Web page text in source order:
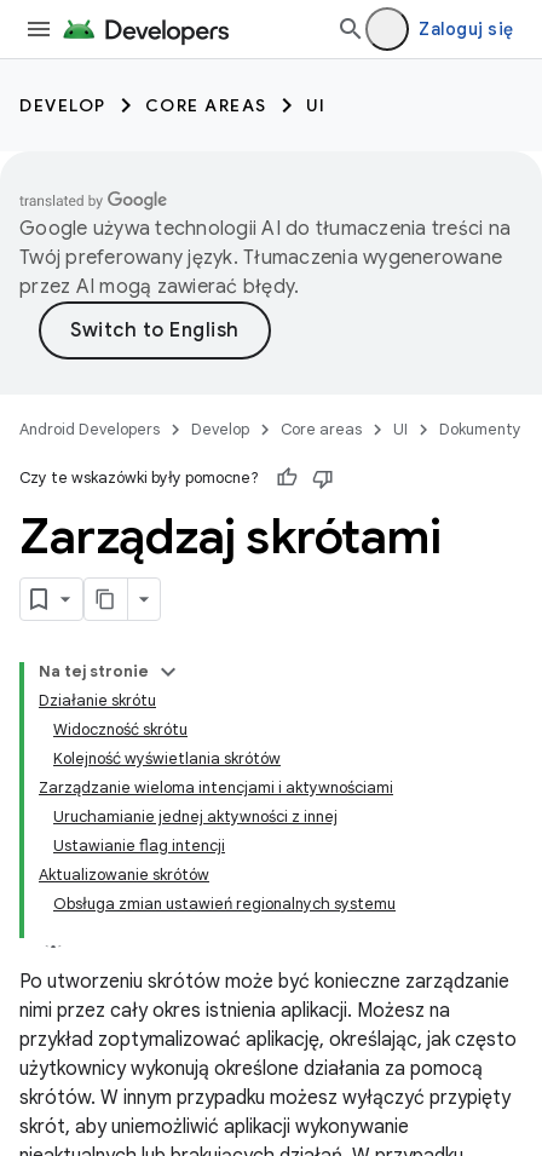
Zaloguj się
DEVELOP CORE AREAS UI
Google używa technologii AI do tłumaczenia treści na
Twój preferowany język. Tłumaczenia wygenerowane
przez AI mogą zawierać błędy.
Android Developers Develop Core areas UI Dokumenty
Czy te wskazówki były pomocne?
Zarządzaj skrótami
Na tej stronie
Działanie skrótu
Widoczność skrótu
Kolejność wyświetlania skrótów
Zarządzanie wieloma intencjami i aktywnościami
Uruchamianie jednej aktywności z innej
Ustawianie flag intencji
Aktualizowanie skrótów
Obsługa zmian ustawień regionalnych systemu
Po utworzeniu skrótów może być konieczne zarządzanie
nimi przez cały okres istnienia aplikacji. Możesz na
przykład zoptymalizować aplikację, określając, jak często
użytkownicy wykonują określone działania za pomocą
skrótów. W innym przypadku możesz wyłączyć przypięty
skrót, aby uniemożliwić aplikacji wykonywanie